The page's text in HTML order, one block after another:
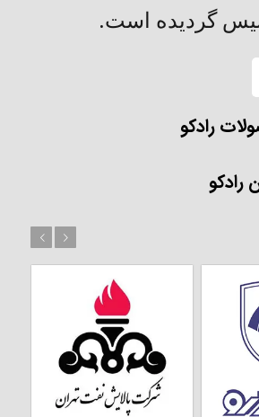
گردیده است.
رادکو
رادکو